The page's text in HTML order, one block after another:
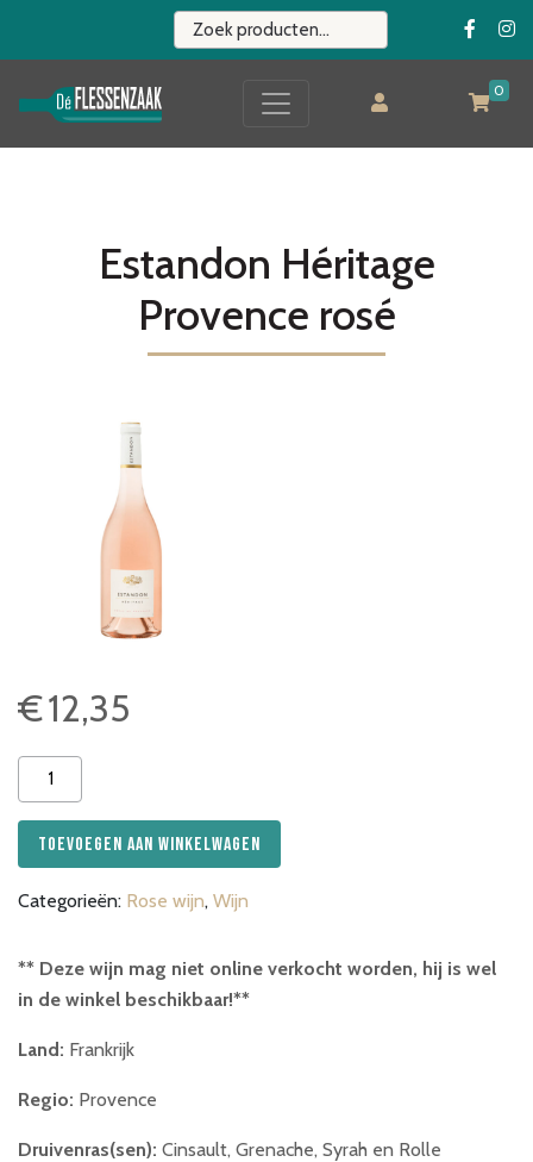
0
Estandon Héritage
Provence rosé
€12,35
Estandon
Héritage
Provence
roséToevoegen aan winkelwagen
Categorieën: Rose wijn, Wijn
** Deze wijn mag niet online verkocht worden, hij is wel
in de winkel beschikbaar!**
Land: Frankrijk
Regio: Provence
Druivenras(sen): Cinsault, Grenache, Syrah en Rolle